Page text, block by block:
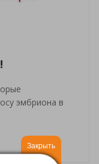
Закрыть
эмбриона в